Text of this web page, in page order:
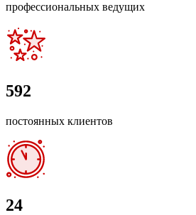
профессиональных ведущих
592
постоянных клиентов
24